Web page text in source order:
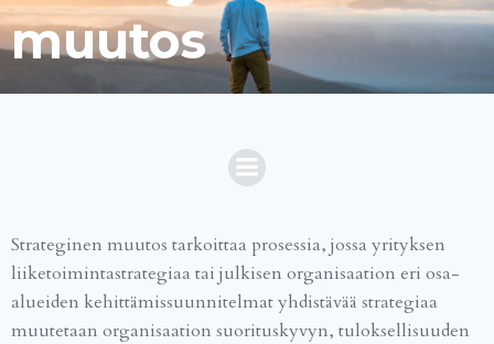
muutos
Strateginen muutos tarkoittaa prosessia, jossa yrityksen
liiketoimintastrategiaa tai julkisen organisaation eri osa-
alueiden kehittämissuunnitelmat yhdistävää strategiaa
muutetaan organisaation suorituskyvyn, tuloksellisuuden